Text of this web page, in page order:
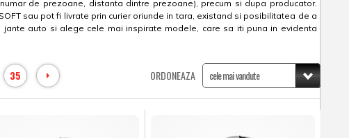
de prezoane, distanta dintre prezoane), precum si dupa producator.
sau pot fi livrate prin curier oriunde in tara, existand si posibilitatea de a
auto si alege cele mai inspirate modele, care sa iti puna in evidenta
ORDONEAZA
35